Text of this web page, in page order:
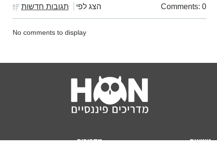
Comments: 0 הצג לפי תגובות חדשות
No comments to display
נושאים מדריכים